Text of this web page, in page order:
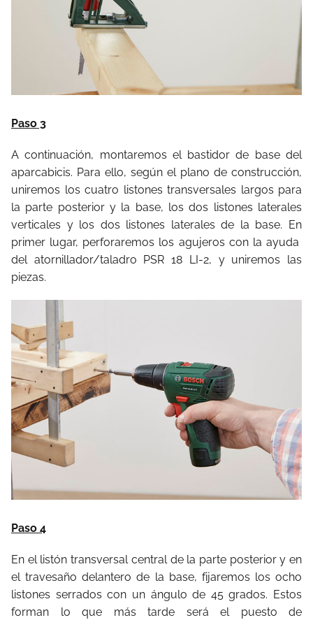
Paso 3
A continuación, montaremos el bastidor de base del
aparcabicis. Para ello, según el plano de construcción,
uniremos los cuatro listones transversales largos para
la parte posterior y la base, los dos listones laterales
verticales y los dos listones laterales de la base. En
primer lugar, perforaremos los agujeros con la ayuda
del atornillador/taladro PSR 18 LI-2, y uniremos las
piezas.
Paso 4
En el listón transversal central de la parte posterior y en
el travesaño delantero de la base, fijaremos los ocho
listones serrados con un ángulo de 45 grados. Estos
forman lo que más tarde será el puesto de